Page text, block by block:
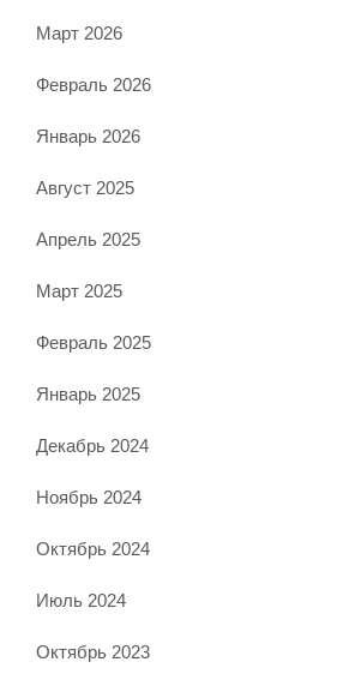
Март 2026
Февраль 2026
Январь 2026
Август 2025
Апрель 2025
Март 2025
Февраль 2025
Январь 2025
Декабрь 2024
Ноябрь 2024
Октябрь 2024
Июль 2024
Октябрь 2023